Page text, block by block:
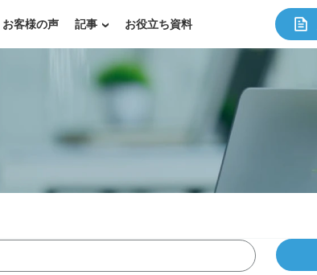
お客様の声 記事 お役立ち資料